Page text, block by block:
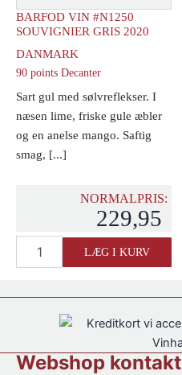
BARFOD VIN #N1250
SOUVIGNIER GRIS 2020
DANMARK
90 points Decanter
Sart gul med sølvreflekser. I
næsen lime, friske gule æbler
og en anelse mango. Saftig
smag, [...]
NORMALPRIS:
229,95
LÆG I KURV
Webshop kontakt